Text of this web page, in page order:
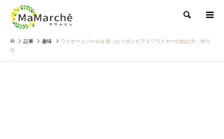
検索
記事 趣味
ワイヤーとパールを使ったリボンピアス♡ワイヤーの結び方・作り
方